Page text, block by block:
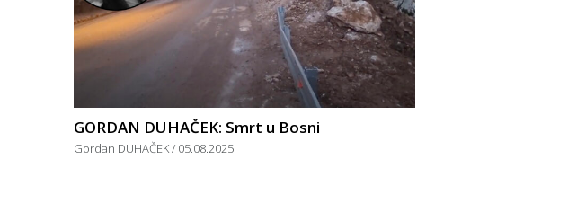
GORDAN DUHAČEK: Smrt u Bosni
Gordan DUHAČEK 05.08.2025